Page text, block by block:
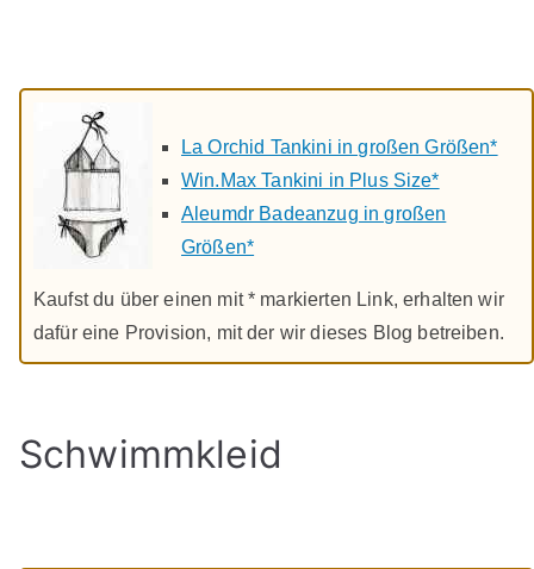
La Orchid Tankini in großen Größen*
Win.Max Tankini in Plus Size*
Aleumdr Badeanzug in großen
Größen*
Kaufst du über einen mit * markierten Link, erhalten wir
dafür eine Provision, mit der wir dieses Blog betreiben.
Schwimmkleid